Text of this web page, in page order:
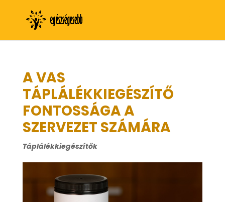
A VAS
TÁPLÁLÉKKIEGÉSZÍTŐ
FONTOSSÁGA A
SZERVEZET SZÁMÁRA
Táplálékkiegészítők